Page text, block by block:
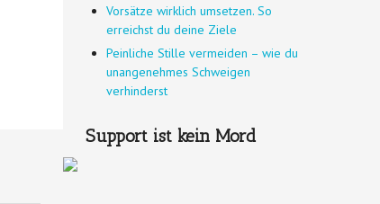
Vorsätze wirklich umsetzen. So
erreichst du deine Ziele
Peinliche Stille vermeiden – wie du
unangenehmes Schweigen
verhinderst
Support ist kein Mord